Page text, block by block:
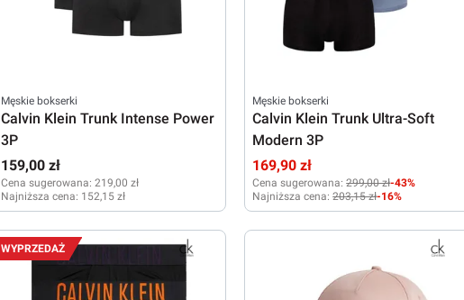
Męskie bokserki
Calvin Klein Trunk Intense Power
3P
159,00 zł
Cena sugerowana: 219,00 zł
Najniższa cena: 152,15 zł
M
Męskie bokserki
Calvin Klein Trunk Ultra-Soft
Modern 3P
169,90 zł
Cena sugerowana: 299,00 zł-43%
Najniższa cena:203,15 zł-16%
WYPRZEDAŻ